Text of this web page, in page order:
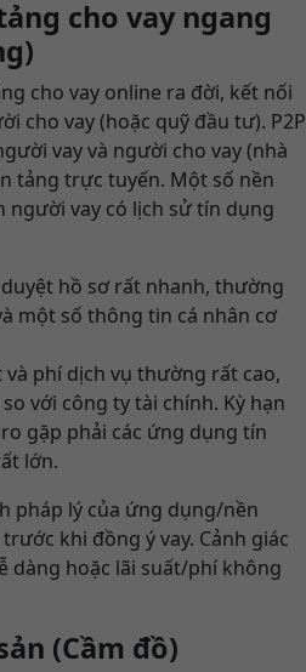
cho vay ngang
cho vay online ra đời, kết nối
cho vay (hoặc quỹ đầu tư). P2P
vay và người cho vay (nhà
tảng trực tuyến. Một số nền
người vay có lịch sử tín dụng
hồ sơ rất nhanh, thường
một số thông tin cá nhân cơ
và phí dịch vụ thường rất cao,
với công ty tài chính. Kỳ hạn
gặp phải các ứng dụng tín
lớn.
pháp lý của ứng dụng/nền
khi đồng ý vay. Cảnh giác
dàng hoặc lãi suất/phí không
(Cầm đồ)